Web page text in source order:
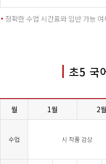
정확한 수업 시간표와 입반 가능
초5 국
월 1월 2월
수업 시 작품 감상